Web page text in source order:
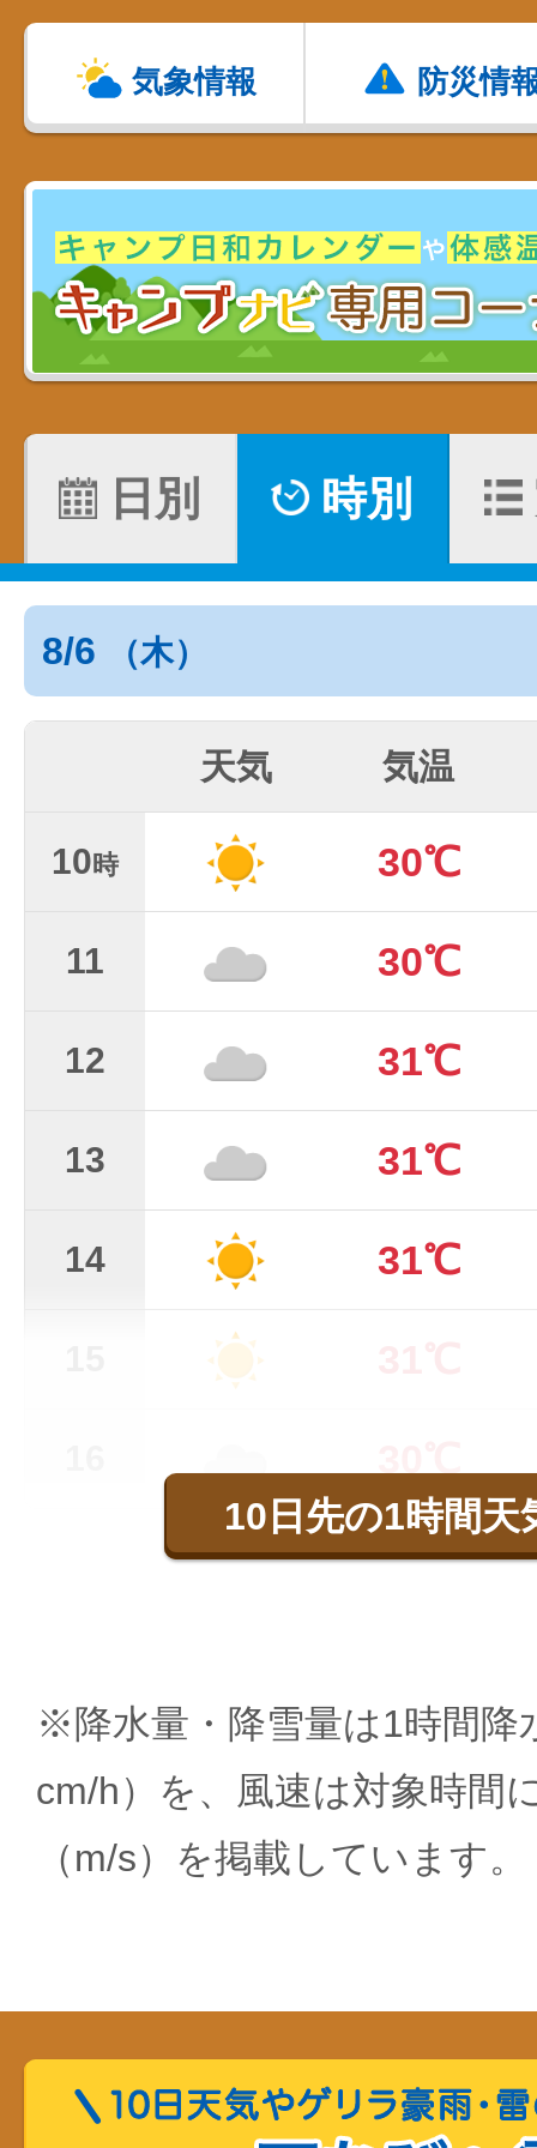
気象情報 防災情
日別 時別
8/6 （木）
天気 気温
10時 30℃
11 30℃
12 31℃
13 31℃
14 31℃
10日先の1時間天
※降水量・降雪量は1時間降
cm/h）を、風速は対象時間
（m/s）を掲載しています。